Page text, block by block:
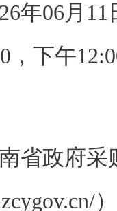
年06月11
，下午
省政府采
）